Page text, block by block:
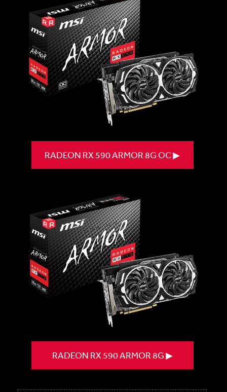
RADEON RX 590 ARMOR 8G OC ▶
RADEON RX 590 ARMOR 8G ▶